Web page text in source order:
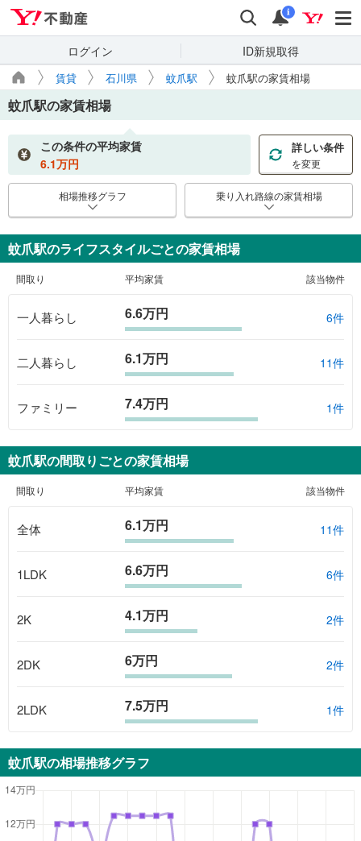
検索 通知
i
ログイン ID新規取得
賃貸 石川県 蚊爪駅 蚊爪駅の家賃相場
蚊爪駅の家賃相場
この条件の平均家賃
6.1万円
詳しい条件
を変更
相場推移グラフ 乗り入れ路線の家賃相場
蚊爪駅のライフスタイルごとの家賃相場
間取り 平均家賃 該当物件
一人暮らし 6.6万円 6件
二人暮らし 6.1万円 11件
ファミリー 7.4万円 1件
蚊爪駅の間取りごとの家賃相場
間取り 平均家賃 該当物件
全体 6.1万円 11件
1LDK 6.6万円 6件
2K 4.1万円 2件
2DK 6万円 2件
2LDK 7.5万円 1件
蚊爪駅の相場推移グラフ